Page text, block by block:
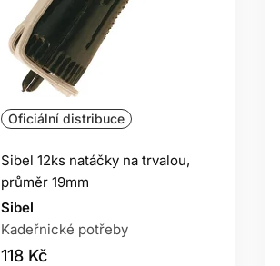
Oficiální distribuce
Sibel 12ks natáčky na trvalou,
průměr 19mm
Sibel
Kadeřnické potřeby
118 Kč